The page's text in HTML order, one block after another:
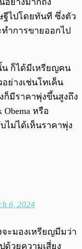
อย่างมากถึง
ฐีไปโดยทันที ซึ่งตัว
ทำการขายออกไป
น ก็ได้มีเหรียญคน
ย่างเช่นโทเค็น
งก็มีราคาพุ่งขึ้นสูงถึง
หรือ
บไม่ได้เห็นราคาพุ่ง
6, 2024
ะมองเหรียญมีมว่า
ด้วยความเสี่ยง